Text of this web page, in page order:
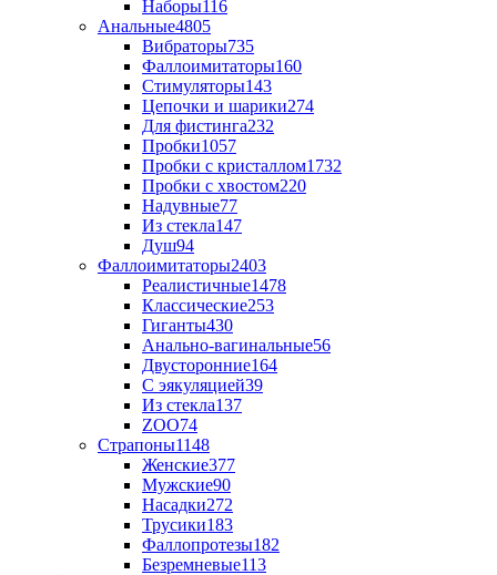
Наборы116
Анальные4805
Вибраторы735
Фаллоимитаторы160
Стимуляторы143
Цепочки и шарики274
Для фистинга232
Пробки1057
Пробки с кристаллом1732
Пробки с хвостом220
Надувные77
Из стекла147
Душ94
Фаллоимитаторы2403
Реалистичные1478
Классические253
Гиганты430
Анально-вагинальные56
Двусторонние164
С эякуляцией39
Из стекла137
ZOO74
Страпоны1148
Женские377
Мужские90
Насадки272
Трусики183
Фаллопротезы182
Безремневые113